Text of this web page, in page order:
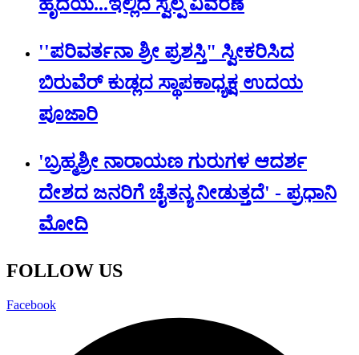
ಹೃದಯ...ಇಲ್ಲಿದೆ ಸ್ವಲ್ಪ ವಿವರಣೆ
''ಪರಿವರ್ತನಾ ಶ್ರೀ ಪ್ರಶಸ್ತಿ" ಸ್ವೀಕರಿಸಿದ
ಬಿರುವೆರ್ ಕುಡ್ಲದ ಸ್ಥಾಪಕಾಧ್ಯಕ್ಷ ಉದಯ
ಪೂಜಾರಿ
'ಬ್ರಹ್ಮಶ್ರೀ ನಾರಾಯಣ ಗುರುಗಳ ಆದರ್ಶ
ದೇಶದ ಜನರಿಗೆ ಚೈತನ್ಯ ನೀಡುತ್ತದೆ' - ಪ್ರಧಾನಿ
ಮೋದಿ
FOLLOW US
Facebook